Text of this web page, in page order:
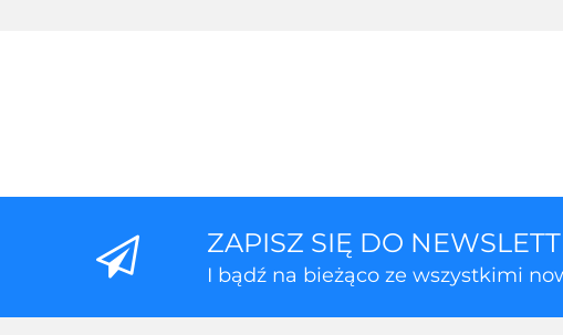
ZAPISZ SIĘ DO
I bądź na bieżąco ze wszystkimi